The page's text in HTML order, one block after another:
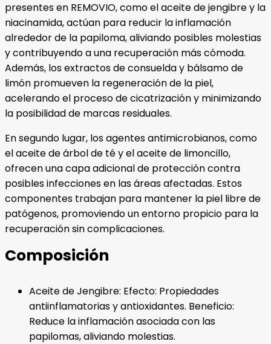
presentes en REMOVIO, como el aceite de jengibre y la
niacinamida, actúan para reducir la inflamación
alrededor de la papiloma, aliviando posibles molestias
y contribuyendo a una recuperación más cómoda.
Además, los extractos de consuelda y bálsamo de
limón promueven la regeneración de la piel,
acelerando el proceso de cicatrización y minimizando
la posibilidad de marcas residuales.
En segundo lugar, los agentes antimicrobianos, como
el aceite de árbol de té y el aceite de limoncillo,
ofrecen una capa adicional de protección contra
posibles infecciones en las áreas afectadas. Estos
componentes trabajan para mantener la piel libre de
patógenos, promoviendo un entorno propicio para la
recuperación sin complicaciones.
Composición
Aceite de Jengibre: Efecto: Propiedades
antiinflamatorias y antioxidantes. Beneficio:
Reduce la inflamación asociada con las
papilomas, aliviando molestias.